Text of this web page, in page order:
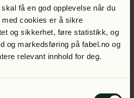
få en god opplevelse når du
cookies er å sikre
og sikkerhet, føre statistikk, og
og markedsføring på fabel.no og
relevant innhold for deg.